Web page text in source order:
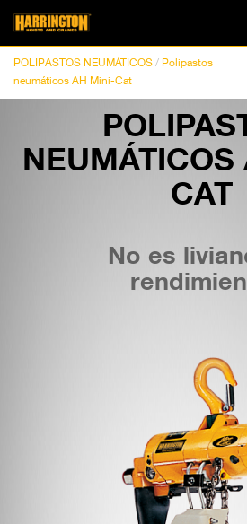
POLIPASTOS NEUMÁTICOS / Polipastos
neumáticos AH Mini-Cat
CAT
No es